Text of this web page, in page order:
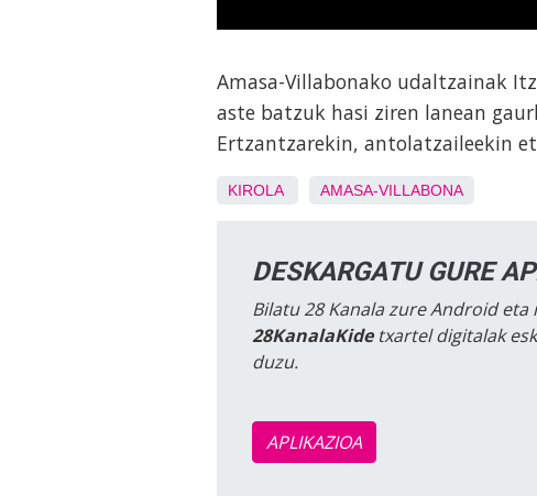
Amasa-Villabonako udaltzainak
aste batzuk hasi ziren lanean
Ertzantzarekin, antolatzaileekin
KIROLA AMASA-VILLABONA
DESKARGATU GURE
Bilatu 28 Kanala zure Android
28KanalaKidetxartel digitalak
duzu.
APLIKAZIOA